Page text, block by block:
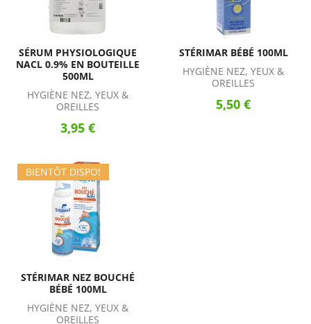
SÉRUM PHYSIOLOGIQUE
NACL 0.9% EN BOUTEILLE
500ML
HYGIÈNE NEZ, YEUX &
OREILLES
3,95 €
STÉRIMAR BÉBÉ 100ML
HYGIÈNE NEZ, YEUX &
OREILLES
5,50 €
BIENTÔT DISPO!
STÉRIMAR NEZ BOUCHÉ
BÉBÉ 100ML
HYGIÈNE NEZ, YEUX &
OREILLES